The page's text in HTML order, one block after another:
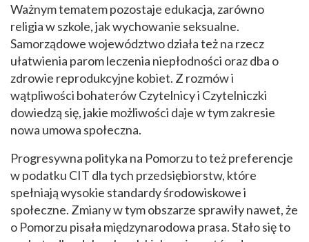
Ważnym tematem pozostaje edukacja, zarówno
religia w szkole, jak wychowanie seksualne.
Samorządowe województwo działa też na rzecz
ułatwienia parom leczenia niepłodności oraz dba o
zdrowie reprodukcyjne kobiet. Z rozmów i
wątpliwości bohaterów Czytelnicy i Czytelniczki
dowiedzą się, jakie możliwości daje w tym zakresie
nowa umowa społeczna.
Progresywna polityka na Pomorzu to też preferencje
w podatku CIT dla tych przedsiębiorstw, które
spełniają wysokie standardy środowiskowe i
społeczne. Zmiany w tym obszarze sprawiły nawet, że
o Pomorzu pisała międzynarodowa prasa. Stało się to